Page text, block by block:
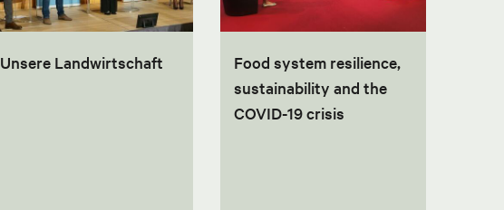
Unsere Landwirtschaft
Food system resilience,
sustainability and the
COVID-19 crisis